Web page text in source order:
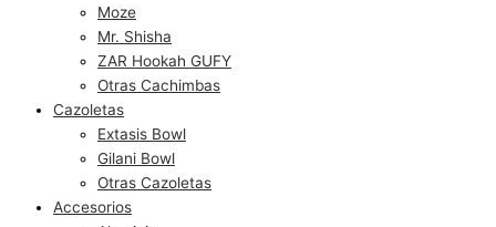
Moze
Mr. Shisha
ZAR Hookah GUFY
Otras Cachimbas
Cazoletas
Extasis Bowl
Gilani Bowl
Otras Cazoletas
Accesorios